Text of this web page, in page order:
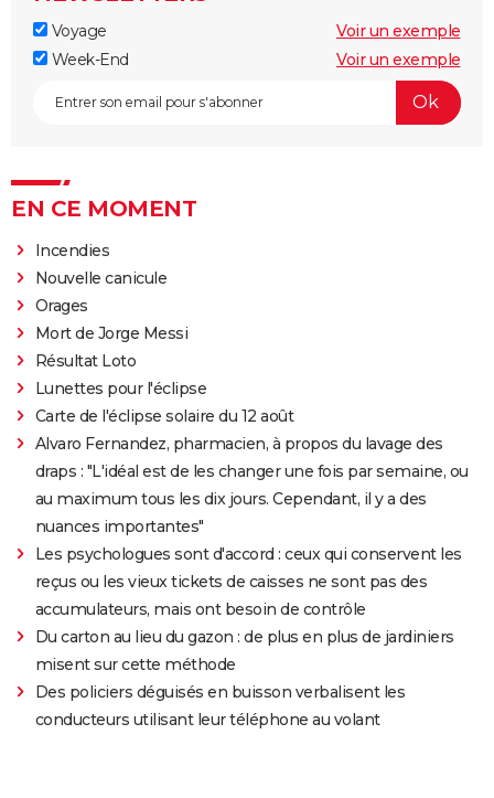
Voyage
Voir un exemple
Week-End
Voir un exemple
EN CE MOMENT
Incendies
Nouvelle canicule
Orages
Mort de Jorge Messi
Résultat Loto
Lunettes pour l'éclipse
Carte de l'éclipse solaire du 12 août
Alvaro Fernandez, pharmacien, à propos du lavage des
draps : "L'idéal est de les changer une fois par semaine, ou
au maximum tous les dix jours. Cependant, il y a des
nuances importantes"
Les psychologues sont d'accord : ceux qui conservent les
reçus ou les vieux tickets de caisses ne sont pas des
accumulateurs, mais ont besoin de contrôle
Du carton au lieu du gazon : de plus en plus de jardiniers
misent sur cette méthode
Des policiers déguisés en buisson verbalisent les
conducteurs utilisant leur téléphone au volant